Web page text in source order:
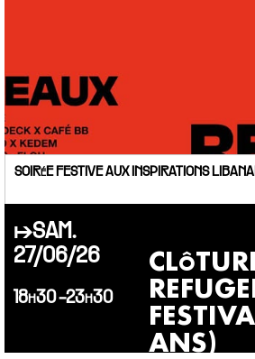
SOIRéE FESTIVE AUX INSPIRATIONS
ANS)
↦SAM.
27/06/26
18h30 -23h30